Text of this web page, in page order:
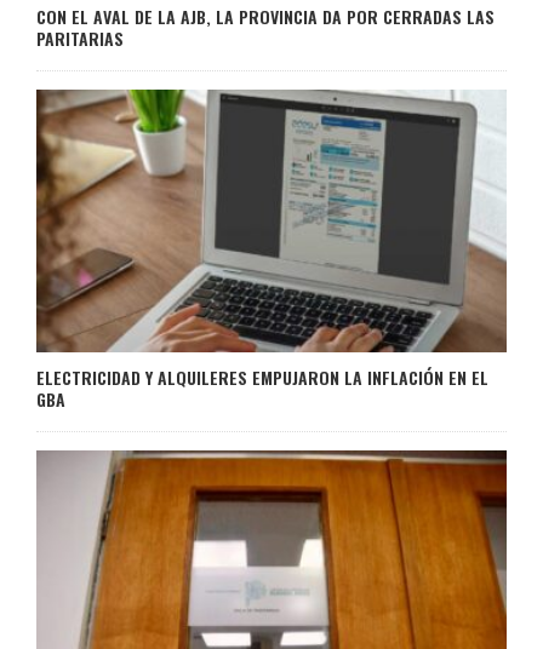
CON EL AVAL DE LA AJB, LA PROVINCIA DA POR CERRADAS LAS
PARITARIAS
ELECTRICIDAD Y ALQUILERES EMPUJARON LA INFLACIÓN EN EL
GBA